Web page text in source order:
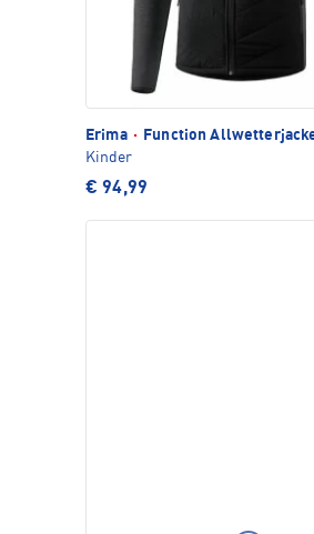
Erima ·
Function
Kinder
€ 94,99